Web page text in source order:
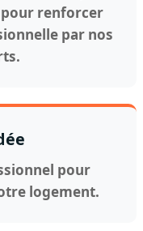
renforcer
par nos
pour
logement.